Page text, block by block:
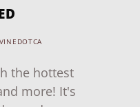
the hottest
more! It's